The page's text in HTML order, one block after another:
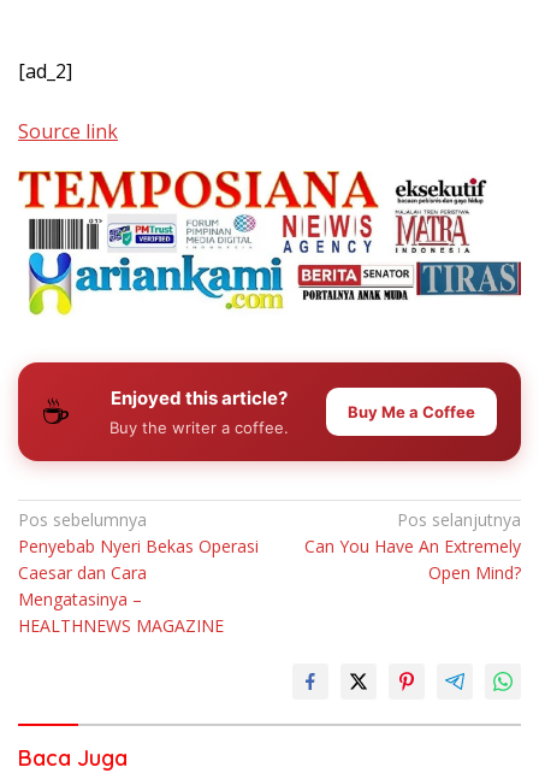
[ad_2]
Source link
☕ Enjoyed this article?
Buy the writer a coffee.
Buy Me a Coffee
Navigasi
pos
Pos sebelumnya
Penyebab Nyeri Bekas Operasi
Caesar dan Cara
Mengatasinya –
HEALTHNEWS MAGAZINE
Pos selanjutnya
Can You Have An Extremely
Open Mind?
Baca Juga